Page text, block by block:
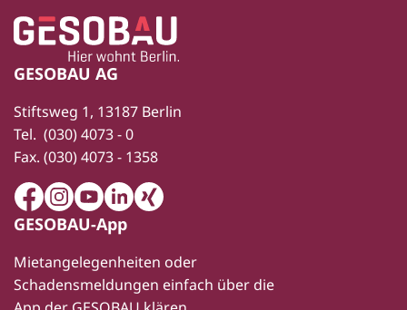
Fußbereich
Zur Startseite
GESOBAU AG
Stiftsweg 1, 13187 Berlin
Tel. (030) 4073 - 0
Fax. (030) 4073 - 1358
FacebookInstagram
YoutubeLinkedIn
Xing
GESOBAU-App
Mietangelegenheiten oder
Schadensmeldungen einfach über die